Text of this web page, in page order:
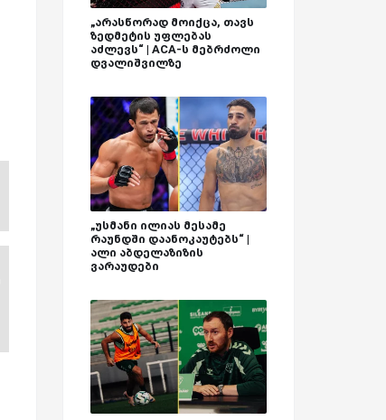
„არასწორად მოიქცა, თავს
ზედმეტის უფლებას
აძლევს“ | ACA-ს მებრძოლი
დვალიშვილზე
„უსმანი ილიას მესამე
რაუნდში დაანოკაუტებს“ |
ალი აბდელაზიზის
ვარაუდები